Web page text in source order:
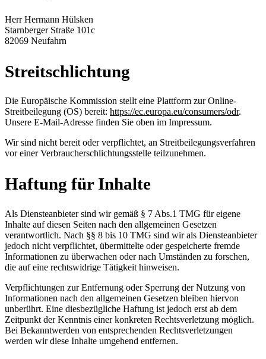
Herr Hermann Hülsken
Starnberger Straße 101c
82069 Neufahrn
Streitschlichtung
Die Europäische Kommission stellt eine Plattform zur Online-
Streitbeilegung (OS) bereit: https://ec.europa.eu/consumers/odr.
Unsere E-Mail-Adresse finden Sie oben im Impressum.
Wir sind nicht bereit oder verpflichtet, an Streitbeilegungsverfahren
vor einer Verbraucherschlichtungsstelle teilzunehmen.
Haftung für Inhalte
Als Diensteanbieter sind wir gemäß § 7 Abs.1 TMG für eigene
Inhalte auf diesen Seiten nach den allgemeinen Gesetzen
verantwortlich. Nach §§ 8 bis 10 TMG sind wir als Diensteanbieter
jedoch nicht verpflichtet, übermittelte oder gespeicherte fremde
Informationen zu überwachen oder nach Umständen zu forschen,
die auf eine rechtswidrige Tätigkeit hinweisen.
Verpflichtungen zur Entfernung oder Sperrung der Nutzung von
Informationen nach den allgemeinen Gesetzen bleiben hiervon
unberührt. Eine diesbezügliche Haftung ist jedoch erst ab dem
Zeitpunkt der Kenntnis einer konkreten Rechtsverletzung möglich.
Bei Bekanntwerden von entsprechenden Rechtsverletzungen
werden wir diese Inhalte umgehend entfernen.